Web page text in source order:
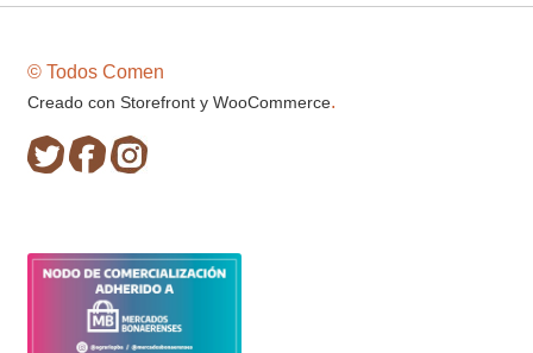
© Todos Comen
Creado con Storefront y WooCommerce.